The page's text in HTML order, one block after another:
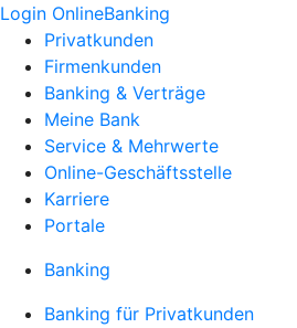
Login OnlineBanking
Privatkunden
Firmenkunden
Banking & Verträge
Meine Bank
Service & Mehrwerte
Online-Geschäftsstelle
Karriere
Portale
Banking
Banking für Privatkunden